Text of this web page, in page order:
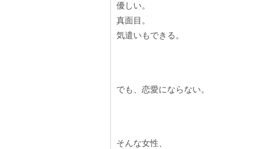
優しい。
真面目。
気遣いもできる。
でも、恋愛にならない。
そんな女性、